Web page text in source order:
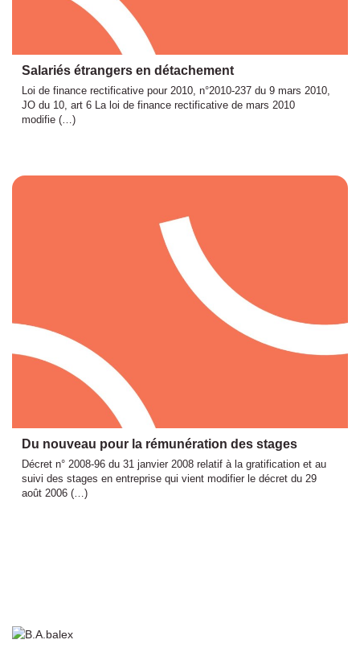
Salariés étrangers en détachement
Loi de finance rectificative pour 2010, n°2010-237 du 9 mars 2010,
JO du 10, art 6 La loi de finance rectificative de mars 2010
modifie (…)
Du nouveau pour la rémunération des stages
Décret n° 2008-96 du 31 janvier 2008 relatif à la gratification et au
suivi des stages en entreprise qui vient modifier le décret du 29
août 2006 (…)